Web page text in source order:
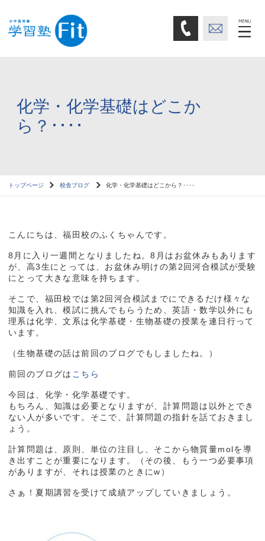
化学・化学基礎はどこか
ら？････
トップページ 校舎ブログ 化学・化学基礎はどこから？････
こんにちは、福田校のふくちゃんです。
8月に入り一週間となりましたね。8月はお盆休みもあります
が、高3生にとっては、お盆休み明けの第2回河合模試が受験
にとって大きな意味を持ちます。
そこで、福田校では第2回河合模試までにできるだけ様々な
知識を入れ、模試に挑んでもらうため、英語・数学以外にも
理系は化学、文系は化学基礎・生物基礎の授業を連日行って
います。
（生物基礎の話は前回のブログでもしましたね。）
前回のブログは こちら
今回は、化学・化学基礎です。
もちろん、知識は必要となりますが、計算問題は以外とでき
ない人が多いです。そこで、計算問題の指針を話ておきまし
ょう。
計算問題は、原則、単位の注目し、そこから物質量molを導
き出すことが重要になります。（その後、もう一つ必要事項
がありますが、それは授業のときにw）
さぁ！夏期講習を受けて成績アップしていきましょう。